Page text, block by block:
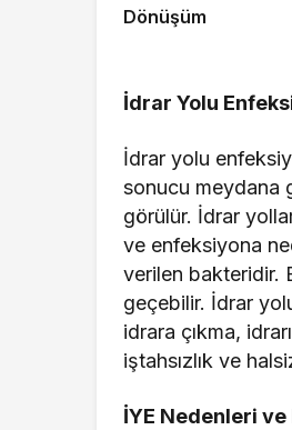
Dönüşüm
İdrar Yolu
İdrar yolu
sonucu meydana
görülür. İdrar
ve enfeksiyona
verilen bakteridir.
geçebilir. İdrar
idrara çıkma,
iştahsızlık ve
İYE Nedenleri